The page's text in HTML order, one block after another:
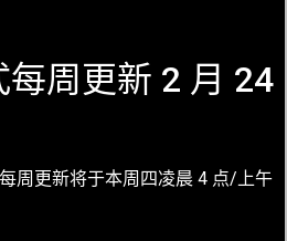
每周更新 2 月 24
周更新将于本周四凌晨 4 点/上午